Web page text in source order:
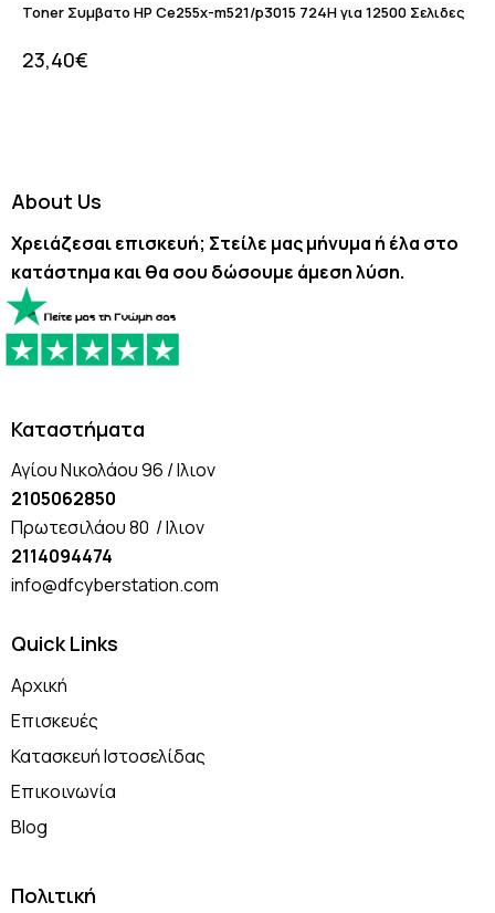
Toner Συμβατο HP Ce255x-m521/p3015 724H για 12500 Σελιδες
23,40€
About Us
Χρειάζεσαι επισκευή; Στείλε μας μήνυμα ή έλα στο
κατάστημα και θα σου δώσουμε άμεση λύση.
Καταστήματα
Αγίου Νικολάου 96 / Ιλιον
2105062850
Πρωτεσιλάου 80 / Ιλιον
2114094474
info@dfcyberstation.com
Quick Links
Αρχική
Επισκευές
Κατασκευή Ιστοσελίδας
Επικοινωνία
Blog
Πολιτική